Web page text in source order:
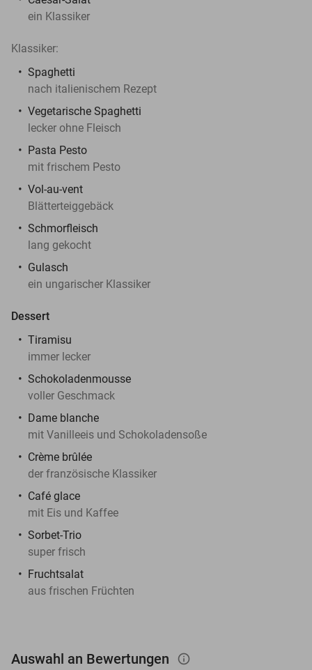
ein Klassiker
Klassiker:
Spaghetti
nach italienischem Rezept
Vegetarische Spaghetti
lecker ohne Fleisch
Pasta Pesto
mit frischem Pesto
Vol-au-vent
Blätterteiggebäck
Schmorfleisch
lang gekocht
Gulasch
ein ungarischer Klassiker
Dessert
Tiramisu
immer lecker
Schokoladenmousse
voller Geschmack
Dame blanche
mit Vanilleeis und Schokoladensoße
Crème brûlée
der französische Klassiker
Café glace
mit Eis und Kaffee
Sorbet-Trio
super frisch
Fruchtsalat
aus frischen Früchten
Auswahl an Bewertungen info_outlined